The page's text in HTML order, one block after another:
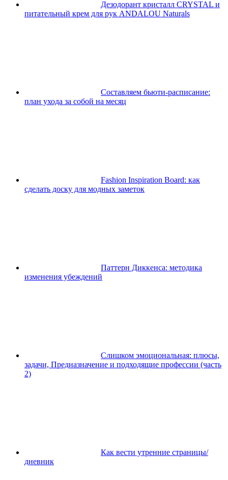
Дезодорант кристалл CRYSTAL и
питательный крем для рук ANDALOU Naturals
Составляем бьюти-расписание:
план ухода за собой на месяц
Fashion Inspiration Board: как
сделать доску для модных заметок
Паттерн Диккенса: методика
изменения убеждений
Слишком эмоциональная: плюсы,
задачи, Предназначение и подходящие профессии (часть
2)
Как вести утренние страницы/
дневник